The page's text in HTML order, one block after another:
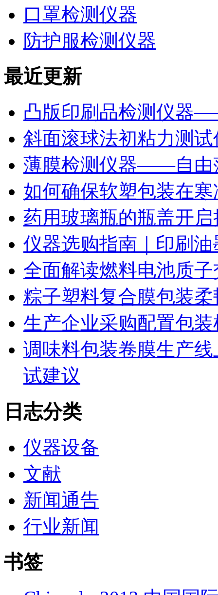
口罩检测仪器
防护服检测仪器
最近更新
凸版印刷品检测仪器
斜面滚球法初粘力测
薄膜检测仪器——自由
如何确保软塑包装在
药用玻璃瓶的瓶盖开
仪器选购指南｜印刷
全面解读燃料电池质
粽子塑料复合膜包装
生产企业采购配置包
调味料包装卷膜生产
试建议
日志分类
仪器设备
文献
新闻通告
行业新闻
书签